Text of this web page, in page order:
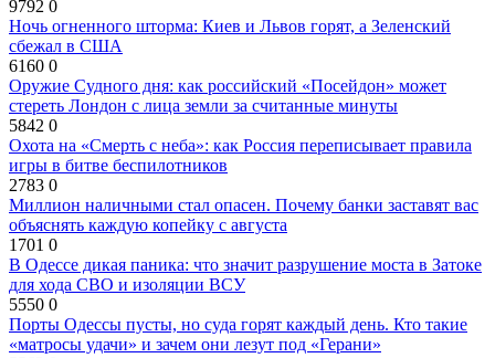
9792 0
Ночь огненного шторма: Киев и Львов горят, а Зеленский
сбежал в США
6160 0
Оружие Судного дня: как российский «Посейдон» может
стереть Лондон с лица земли за считанные минуты
5842 0
Охота на «Смерть с неба»: как Россия переписывает правила
игры в битве беспилотников
2783 0
Миллион наличными стал опасен. Почему банки заставят вас
объяснять каждую копейку с августа
1701 0
В Одессе дикая паника: что значит разрушение моста в Затоке
для хода СВО и изоляции ВСУ
5550 0
Порты Одессы пусты, но суда горят каждый день. Кто такие
«матросы удачи» и зачем они лезут под «Герани»